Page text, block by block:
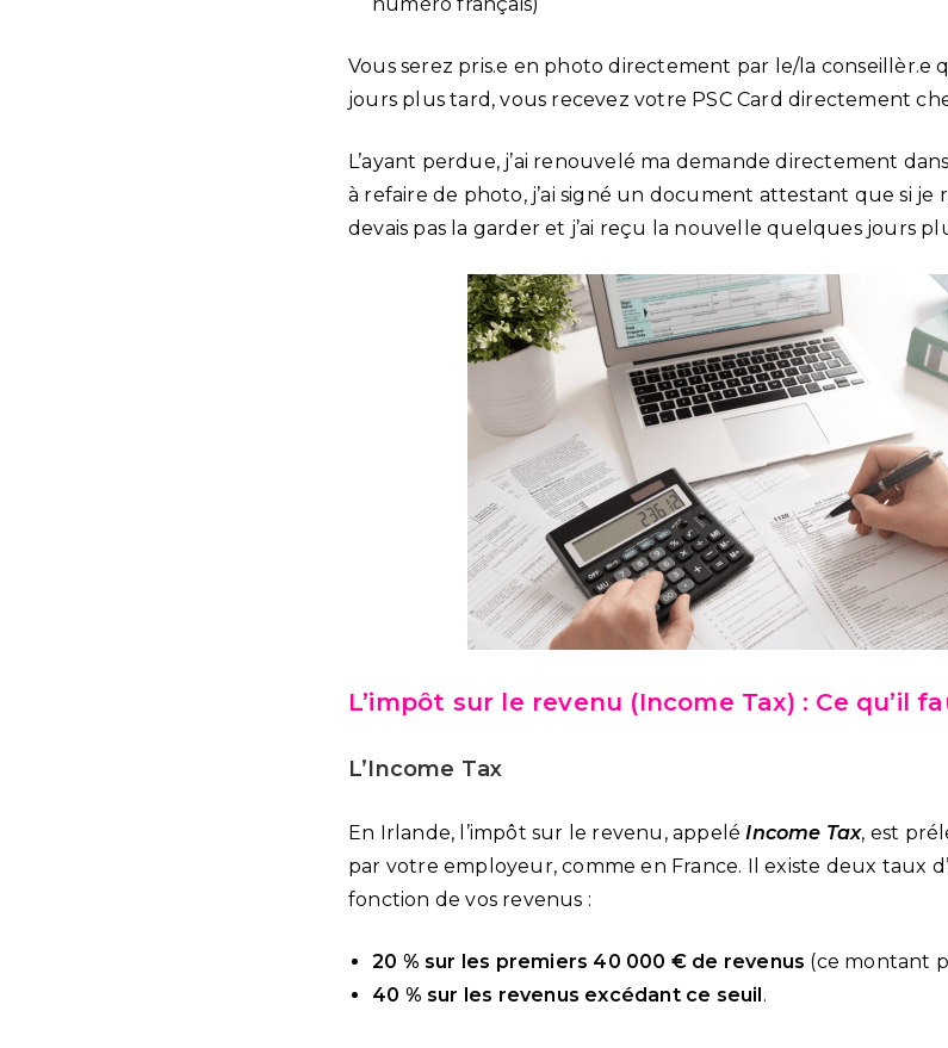
Vous serez pris.e en photo directement par le/la conseillèr.e
jours plus tard, vous recevez votre PSC Card directement
L’ayant perdue, j’ai renouvelé ma demande directement
à refaire de photo, j’ai signé un document attestant que si je
devais pas la garder et j’ai reçu la nouvelle quelques jours
L’impôt sur le revenu (Income Tax) : Ce qu’il
L’Income Tax
En Irlande, l’impôt sur le revenu, appeléIncome Tax, est
par votre employeur, comme en France. Il existe deux taux
fonction de vos revenus :
20 % sur les premiers 40 000 € de revenus (ce montant
40 % sur les revenus excédant ce seuil.